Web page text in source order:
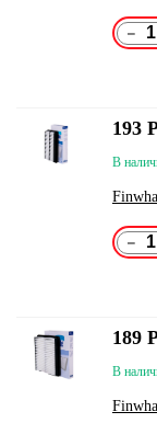
-
В
193
-
В
189